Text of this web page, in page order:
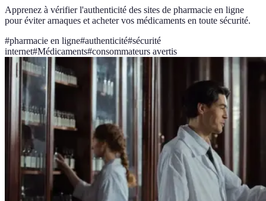
Apprenez à vérifier l'authenticité des sites de pharmacie en ligne
pour éviter arnaques et acheter vos médicaments en toute sécurité.
#pharmacie en ligne#authenticité#sécurité
internet#Médicaments#consommateurs avertis